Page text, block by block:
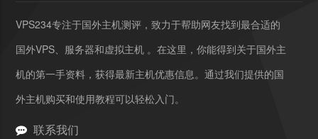
VPS234专注于国外主机测评，致力于帮助网友找到最合适的
国外VPS、服务器和虚拟主机 。在这里，你能得到关于国外主
机的第一手资料，获得最新主机优惠信息。通过我们提供的国
外主机购买和使用教程可以轻松入门。
联系我们